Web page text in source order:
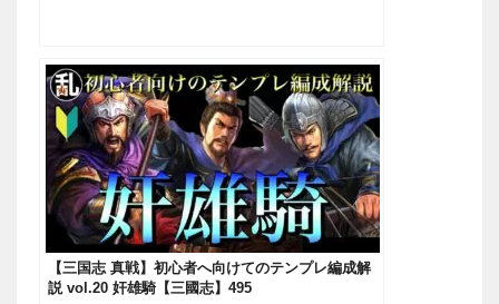
【三国志 真戦】初心者へ向けてのテンプレ編成解
説 vol.20 奸雄騎【三國志】495